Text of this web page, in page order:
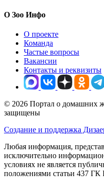
О Зоо Инфо
О проекте
Команда
Частые вопросы
Вакансии
Контакты и реквизиты
© 2026 Портал о домашних
защищены
Создание и поддержка
Любая информация,
исключительно
условиях не является
положениями статьи 437 ГК